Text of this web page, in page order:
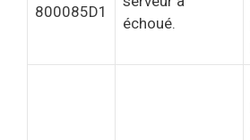
800085D1
échoué.